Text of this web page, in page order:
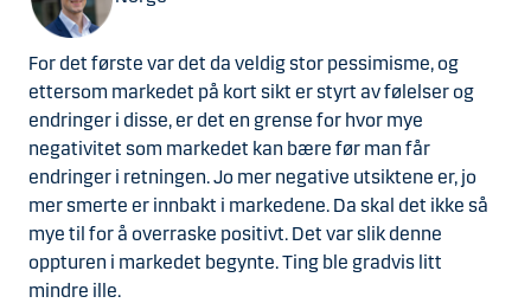
For det første var det da veldig stor pessimisme, og
ettersom markedet på kort sikt er styrt av følelser og
endringer i disse, er det en grense for hvor mye
negativitet som markedet kan bære før man får
endringer i retningen. Jo mer negative utsiktene er, jo
mer smerte er innbakt i markedene. Da skal det ikke så
mye til for å overraske positivt. Det var slik denne
oppturen i markedet begynte. Ting ble gradvis litt
mindre ille.